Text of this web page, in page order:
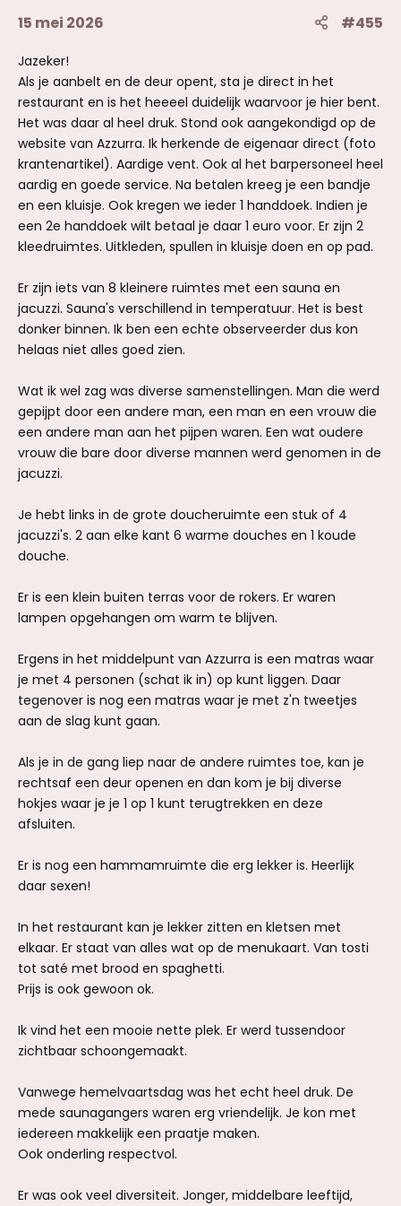
15 mei 2026 #455
Jazeker!
Als je aanbelt en de deur opent, sta je direct in het
restaurant en is het heeeel duidelijk waarvoor je hier bent.
Het was daar al heel druk. Stond ook aangekondigd op de
website van Azzurra. Ik herkende de eigenaar direct (foto
krantenartikel). Aardige vent. Ook al het barpersoneel heel
aardig en goede service. Na betalen kreeg je een bandje
en een kluisje. Ook kregen we ieder 1 handdoek. Indien je
een 2e handdoek wilt betaal je daar 1 euro voor. Er zijn 2
kleedruimtes. Uitkleden, spullen in kluisje doen en op pad.
Er zijn iets van 8 kleinere ruimtes met een sauna en
jacuzzi. Sauna's verschillend in temperatuur. Het is best
donker binnen. Ik ben een echte observeerder dus kon
helaas niet alles goed zien.
Wat ik wel zag was diverse samenstellingen. Man die werd
gepijpt door een andere man, een man en een vrouw die
een andere man aan het pijpen waren. Een wat oudere
vrouw die bare door diverse mannen werd genomen in de
jacuzzi.
Je hebt links in de grote doucheruimte een stuk of 4
jacuzzi's. 2 aan elke kant 6 warme douches en 1 koude
douche.
Er is een klein buiten terras voor de rokers. Er waren
lampen opgehangen om warm te blijven.
Ergens in het middelpunt van Azzurra is een matras waar
je met 4 personen (schat ik in) op kunt liggen. Daar
tegenover is nog een matras waar je met z'n tweetjes
aan de slag kunt gaan.
Als je in de gang liep naar de andere ruimtes toe, kan je
rechtsaf een deur openen en dan kom je bij diverse
hokjes waar je je 1 op 1 kunt terugtrekken en deze
afsluiten.
Er is nog een hammamruimte die erg lekker is. Heerlijk
daar sexen!
In het restaurant kan je lekker zitten en kletsen met
elkaar. Er staat van alles wat op de menukaart. Van tosti
tot saté met brood en spaghetti.
Prijs is ook gewoon ok.
Ik vind het een mooie nette plek. Er werd tussendoor
zichtbaar schoongemaakt.
Vanwege hemelvaartsdag was het echt heel druk. De
mede saunagangers waren erg vriendelijk. Je kon met
iedereen makkelijk een praatje maken.
Ook onderling respectvol.
Er was ook veel diversiteit. Jonger, middelbare leeftijd,